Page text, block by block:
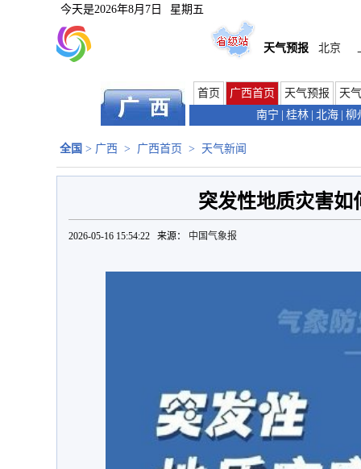
今天是2026年8月7日 星期五
天气预报 北京
首页 广西首页 天气预报
天
南宁
桂林 北海 柳
全国 > 广西 > 广西首页 > 天气新闻
突发性地质灾害如
2026-05-16 15:54:22 来源： 中国气象报